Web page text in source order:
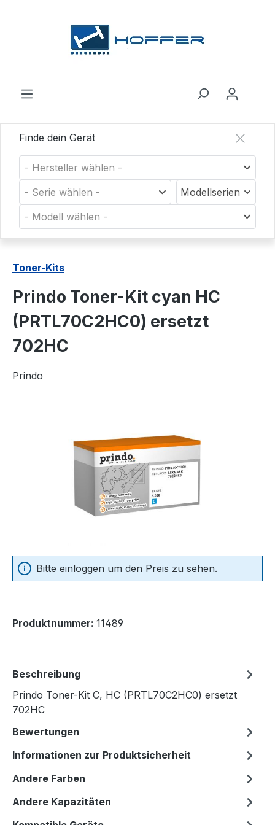
Finde dein Gerät
- Hersteller wählen -
- Serie wählen -
Modellserien
- Modell wählen -
Toner-Kits
Prindo Toner-Kit cyan HC
(PRTL70C2HC0) ersetzt
702HC
Prindo
Bitte einloggen um den Preis zu sehen.
Produktnummer: 11489
Beschreibung
Prindo Toner-Kit C, HC (PRTL70C2HC0) ersetzt
702HC
Bewertungen
Informationen zur Produktsicherheit
Andere Farben
Andere Kapazitäten